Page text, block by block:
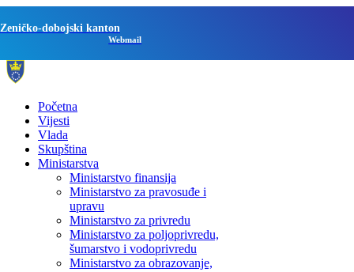
Zeničko-dobojski kanton
Webmail
Početna
Vijesti
Vlada
Skupština
Ministarstva
Ministarstvo finansija
Ministarstvo za pravosuđe i
upravu
Ministarstvo za privredu
Ministarstvo za poljoprivredu,
šumarstvo i vodoprivredu
Ministarstvo za obrazovanje,